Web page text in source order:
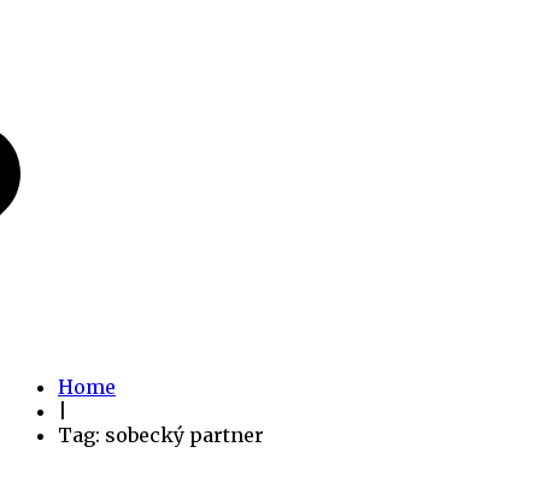
Home
Tag: sobecký partner